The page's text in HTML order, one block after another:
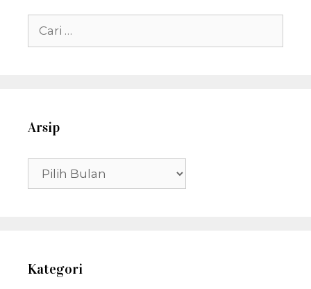
Cari
untuk:
Arsip
Arsip
Kategori